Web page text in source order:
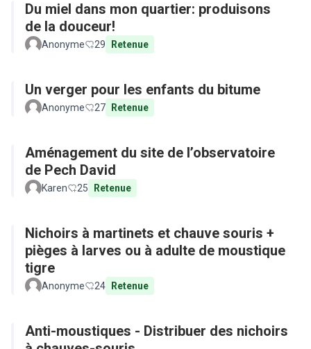
Du miel dans mon quartier: produisons
de la douceur!
Anonyme 29 Retenue
Un verger pour les enfants du bitume
Anonyme 27 Retenue
Aménagement du site de l’observatoire
de Pech David
Karen 25 Retenue
Nichoirs à martinets et chauve souris +
pièges à larves ou à adulte de moustique
tigre
Anonyme 24 Retenue
Anti-moustiques - Distribuer des nichoirs